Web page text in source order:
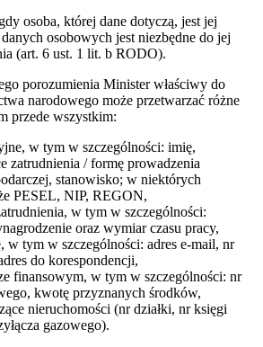
osoba, której dane dotyczą, jest jej
osobowych jest niezbędne do jej
(art. 6 ust. 1 lit. b RODO).
porozumienia Minister właściwy do
narodowego może przetwarzać różne
przede wszystkim:
w tym w szczególności: imię,
zatrudnienia / formę prowadzenia
stanowisko; w niektórych
PESEL, NIP, REGON,
w tym w szczególności:
oraz wymiar czasu pracy,
w tym w szczególności: adres e-mail, nr
do korespondencji,
finansowym, w tym w szczególności: nr
kwotę przyznanych środków,
nieruchomości (nr działki, nr księgi
gazowego).